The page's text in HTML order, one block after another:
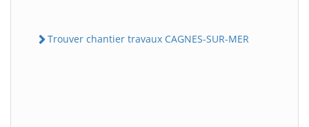
Trouver chantier travaux CAGNES-SUR-MER